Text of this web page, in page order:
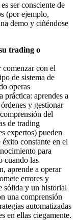
ser consciente de
(por ejemplo,
demo y ciñéndose
trading o
comenzar con el
de sistema de
operas
práctica: aprendes a
y gestionar
del
de trading
expertos) pueden
éxito constante en el
para
cuando las
aprende a operar
errores y
sólida y un historial
una comprensión
automatizadas
en ellas ciegamente.